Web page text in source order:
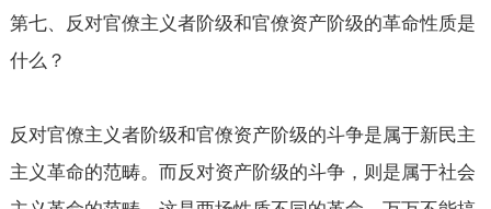
第七、反对官僚主义者阶级和官僚资产阶级的革命性质是
什么？
反对官僚主义者阶级和官僚资产阶级的斗争是属于新民主
主义革命的范畴。而反对资产阶级的斗争，则是属于社会